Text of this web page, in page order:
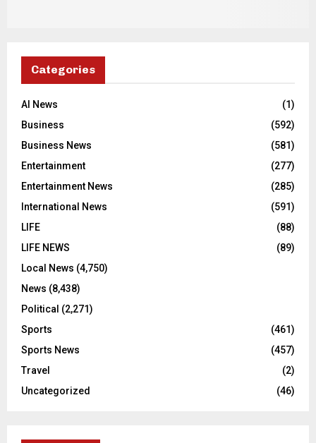
Categories
AI News
(1)
Business
(592)
Business News
(581)
Entertainment
(277)
Entertainment News
(285)
International News
(591)
LIFE
(88)
LIFE NEWS
(89)
Local News (4,750)
News (8,438)
Political (2,271)
Sports
(461)
Sports News
(457)
Travel
(2)
Uncategorized
(46)